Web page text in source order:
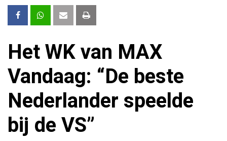
Het WK van MAX
Vandaag: “De beste
Nederlander speelde
bij de VS”